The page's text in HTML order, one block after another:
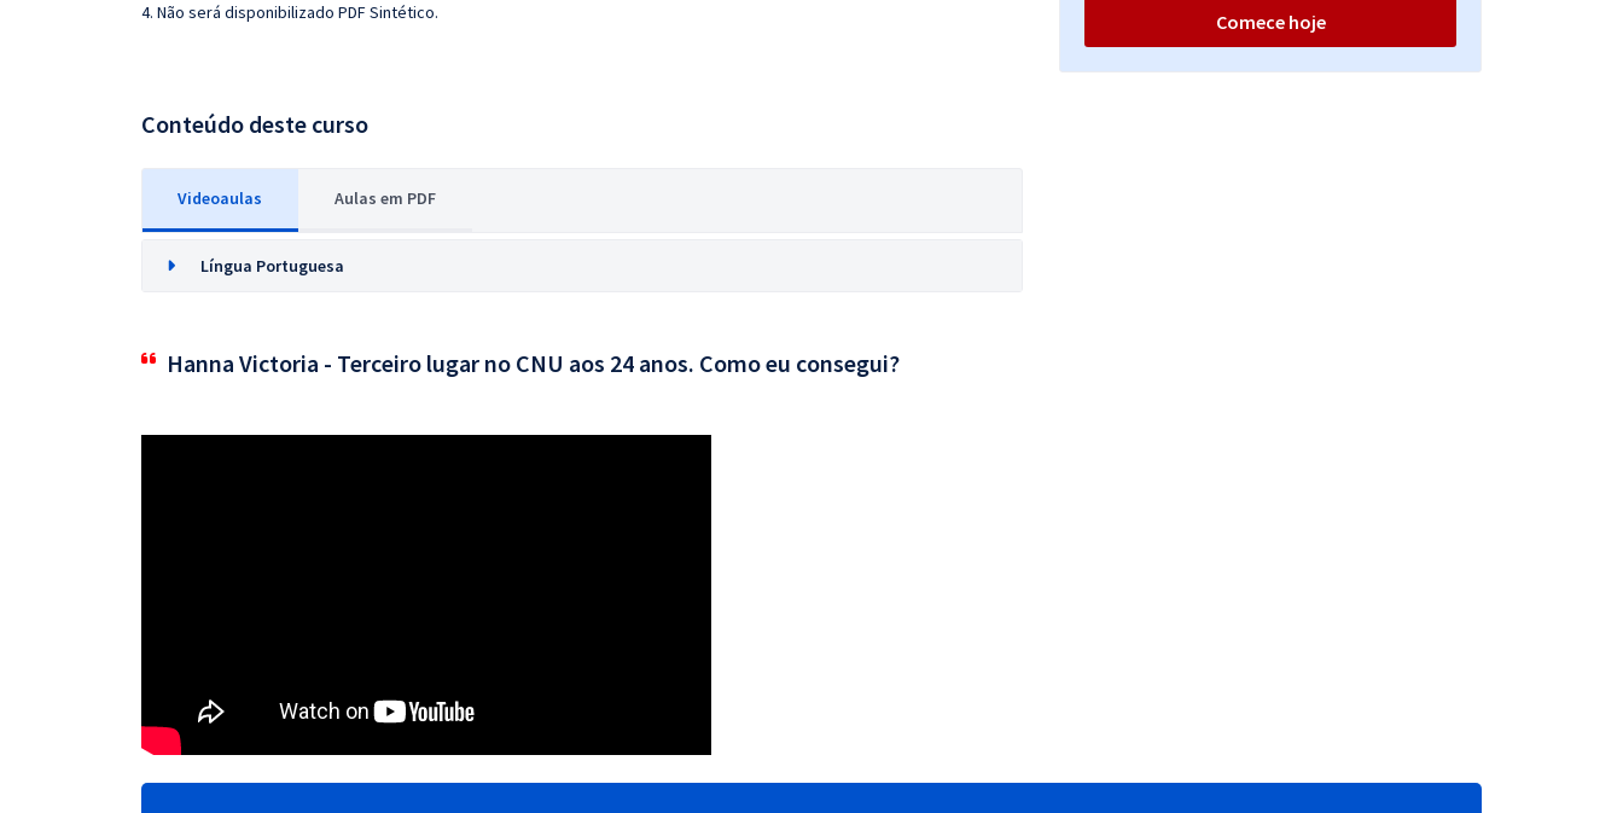
4. Não será disponibilizado PDF Sintético.
Conteúdo deste curso
Videoaulas Aulas em PDF
Língua Portuguesa
Hanna Victoria - Terceiro lugar no CNU aos 24 anos. Como eu consegui?
Comece hoje